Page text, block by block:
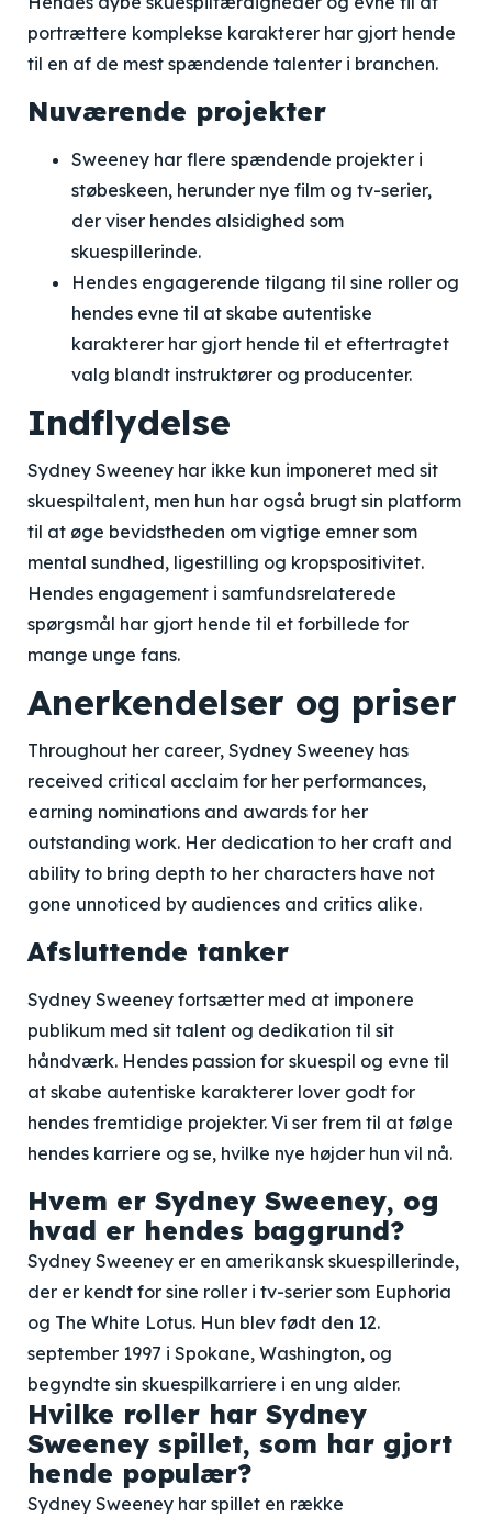
portrættere komplekse karakterer har gjort hende
til en af de mest spændende talenter i branchen.
Nuværende projekter
Sweeney har flere spændende projekter i
støbeskeen, herunder nye film og tv-serier,
der viser hendes alsidighed som
skuespillerinde.
Hendes engagerende tilgang til sine roller og
hendes evne til at skabe autentiske
karakterer har gjort hende til et eftertragtet
valg blandt instruktører og producenter.
Indflydelse
Sydney Sweeney har ikke kun imponeret med sit
skuespiltalent, men hun har også brugt sin platform
til at øge bevidstheden om vigtige emner som
mental sundhed, ligestilling og kropspositivitet.
Hendes engagement i samfundsrelaterede
spørgsmål har gjort hende til et forbillede for
mange unge fans.
Anerkendelser og priser
Throughout her career, Sydney Sweeney has
received critical acclaim for her performances,
earning nominations and awards for her
outstanding work. Her dedication to her craft and
ability to bring depth to her characters have not
gone unnoticed by audiences and critics alike.
Afsluttende tanker
Sydney Sweeney fortsætter med at imponere
publikum med sit talent og dedikation til sit
håndværk. Hendes passion for skuespil og evne til
at skabe autentiske karakterer lover godt for
hendes fremtidige projekter. Vi ser frem til at følge
hendes karriere og se, hvilke nye højder hun vil nå.
Hvem er Sydney Sweeney, og
hvad er hendes baggrund?
Sydney Sweeney er en amerikansk skuespillerinde,
der er kendt for sine roller i tv-serier som Euphoria
og The White Lotus. Hun blev født den 12.
september 1997 i Spokane, Washington, og
begyndte sin skuespilkarriere i en ung alder.
Hvilke roller har Sydney
Sweeney spillet, som har gjort
hende populær?
Sydney Sweeney har spillet en række